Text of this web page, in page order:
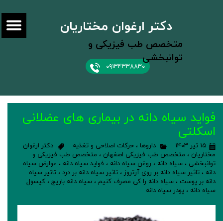
۰۹۱۳۴۳۳۸۸۳۰
دکتر ارغوان مختاریان
متخصص طب فیزیکی و
توانبخشی
فواید سیاه دانه در بیماری های عضلانی
اسکلتی
۱۵ تیر ۱۴۰۳ داروها ، حرکات اصلاحی و تغذیه
دکتر ارغوان
مختاریان ، متخصص طب فیزیکی اصفهان ، متخصص طب فیزیکی و
توانبخشی ، سیاه دانه ، روغن سیاه دانه ، فواید سیاه دانه ، عوارض سیاه
دانه ، تاثیر سیاه دانه بر روی آرتروز ، تاثیر سیاه دانه بر درد ، تاثیر سیاه
دانه بر پوست ، سیاه دانه را کی مصرف کنیم ، سیاه دانه باریج ، کپسول
سیاه دانه ، پودر سیاه دانه